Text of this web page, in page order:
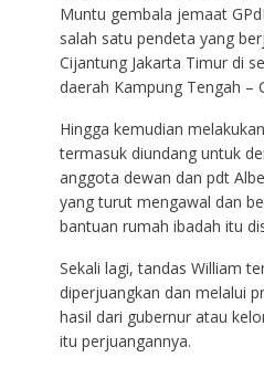
Muntu gembala jemaat
salah satu pendeta yang
Cijantung Jakarta Timur di
daerah Kampung Tengah –
Hingga kemudian
termasuk diundang untuk
anggota dewan dan pdt
yang turut mengawal dan
bantuan rumah ibadah itu
Sekali lagi, tandas William
diperjuangkan dan melalui
hasil dari gubernur atau
itu perjuangannya.